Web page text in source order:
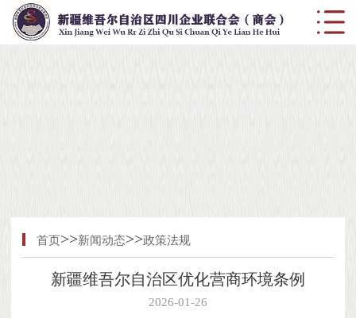
首页>>新闻动态>>政策法规
新疆维吾尔自治区优化营商环境条例
2026-01-26